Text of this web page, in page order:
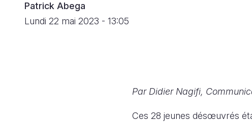
Patrick Abega
Lundi 22 mai 2023 - 13:05
Par Didier Nagifi,
Ces 28 jeunes désœuvrés